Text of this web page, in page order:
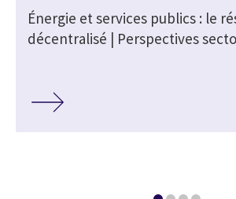
Énergie et services publics : le
décentralisé | Perspectives